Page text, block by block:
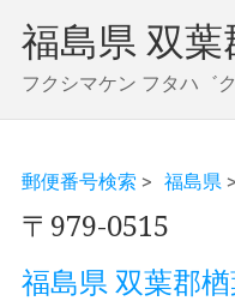
福島県 双
フクシマケン フタハ゛
郵便番号検索 > 福島県 >
〒979-0515
福島県 双葉郡